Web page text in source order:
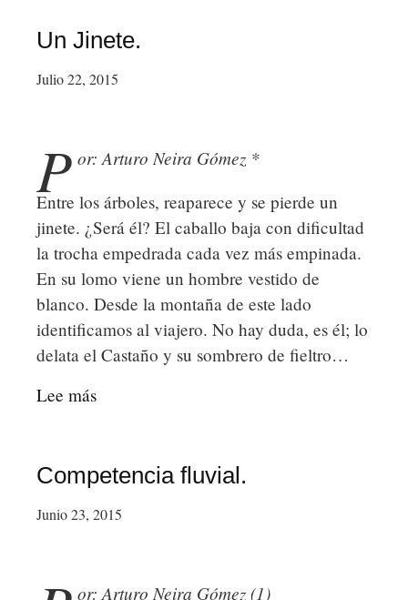
el
Un Jinete.
Julio 22, 2015
P or: Arturo Neira Gómez *
Entre los árboles, reaparece y se pierde un
jinete. ¿Será él? El caballo baja con dificultad
la trocha empedrada cada vez más empinada.
En su lomo viene un hombre vestido de
blanco. Desde la montaña de este lado
identificamos al viajero. No hay duda, es él; lo
delata el Castaño y su sombrero de fieltro…
Lee más
Competencia fluvial.
Junio 23, 2015
or: Arturo Neira Gómez (1)